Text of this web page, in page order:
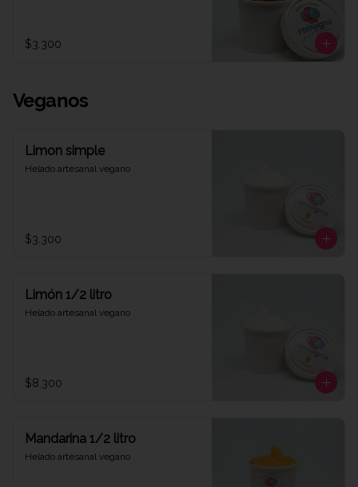
$3.300
Veganos
Limon simple
Helado artesanal vegano
$3.300
Limón 1/2 litro
Helado artesanal vegano
$8.300
Mandarina 1/2 litro
Helado artesanal vegano